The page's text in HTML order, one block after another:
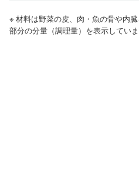
※ 材料は野菜の皮、肉・魚の骨や内
部分の分量（調理量）を表示していま